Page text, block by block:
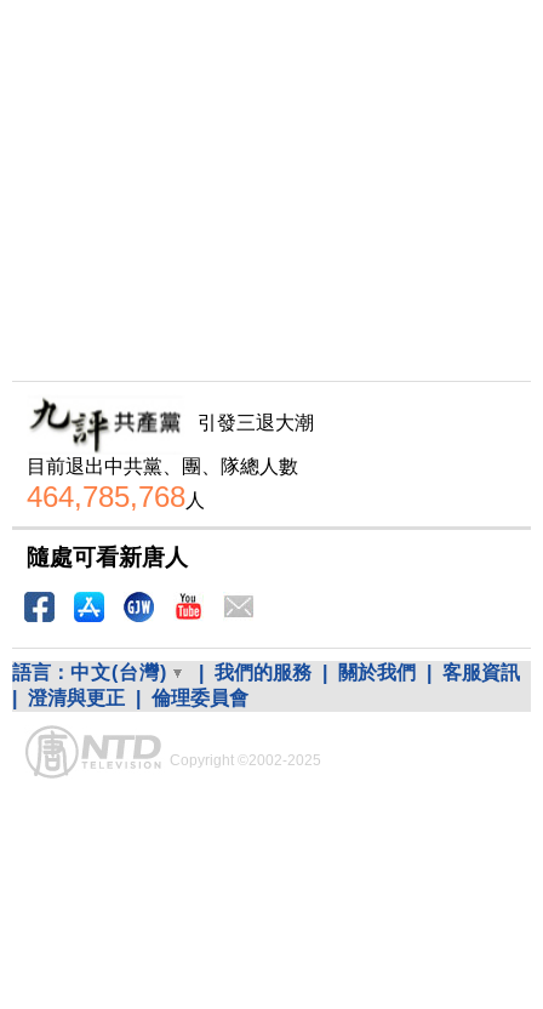
引發三退大潮
目前退出中共黨、團、隊總人數
464,785,768人
隨處可看新唐人
語言： 中文(台灣) 我們的服務 關於我們
客服資訊
澄清與更正 倫理委員會
Copyright ©2002-2025